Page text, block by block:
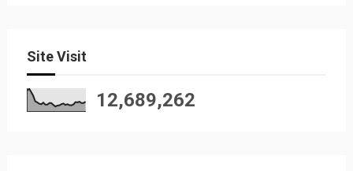
Site Visit
12,689,262